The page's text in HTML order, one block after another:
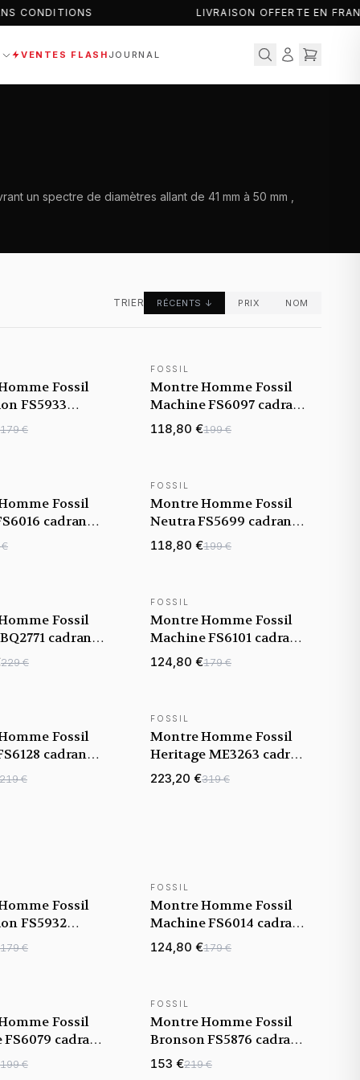
CONDITIONS LIVRAISON OFFERTE EN
VENTES FLASH JOURNAL
un spectre de diamètres allant de 41 mm à 50 mm ,
TRIER RÉCENTS ↓ PRIX NOM
Fossil
FS5933
bracelet
179 €
NOUVEAUTÉ
FOSSIL
Montre Homme Fossil
Machine FS6097 cadran
marron bracelet acier
118,80 €199 €
Fossil
cadran
bracelet cuir
NOUVEAUTÉ
FOSSIL
Montre Homme Fossil
Neutra FS5699 cadran
noir bracelet maille
milanaise
118,80 €199 €
Fossil
cadran
acier
229 €
NOUVEAUTÉ
FOSSIL
Montre Homme Fossil
Machine FS6101 cadran
noir bracelet cuir
124,80 €179 €
Fossil
cadran
acier
219 €
NOUVEAUTÉ
FOSSIL
Montre Homme Fossil
Heritage ME3263 cadran
bleu bracelet cuir
223,20 €319 €
Fossil
FS5932
bracelet
179 €
NOUVEAUTÉ
FOSSIL
Montre Homme Fossil
Machine FS6014 cadran
bordeaux bracelet
maille milanaise
124,80 €179 €
Fossil
cadran
acier
199 €
NOUVEAUTÉ
FOSSIL
Montre Homme Fossil
Bronson FS5876 cadran
marron bracelet acier
153 €219 €